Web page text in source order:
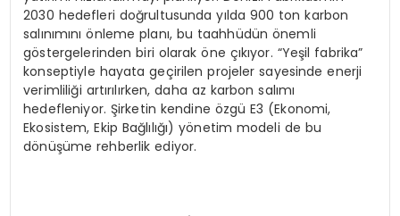
2030 hedefleri doğrultusunda yılda 900 ton karbon
salınımını önleme planı, bu taahhüdün önemli
göstergelerinden biri olarak öne çıkıyor. “Yeşil fabrika”
konseptiyle hayata geçirilen projeler sayesinde enerji
verimliliği artırılırken, daha az karbon salımı
hedefleniyor. Şirketin kendine özgü E3 (Ekonomi,
Ekosistem, Ekip Bağlılığı) yönetim modeli de bu
dönüşüme rehberlik ediyor.